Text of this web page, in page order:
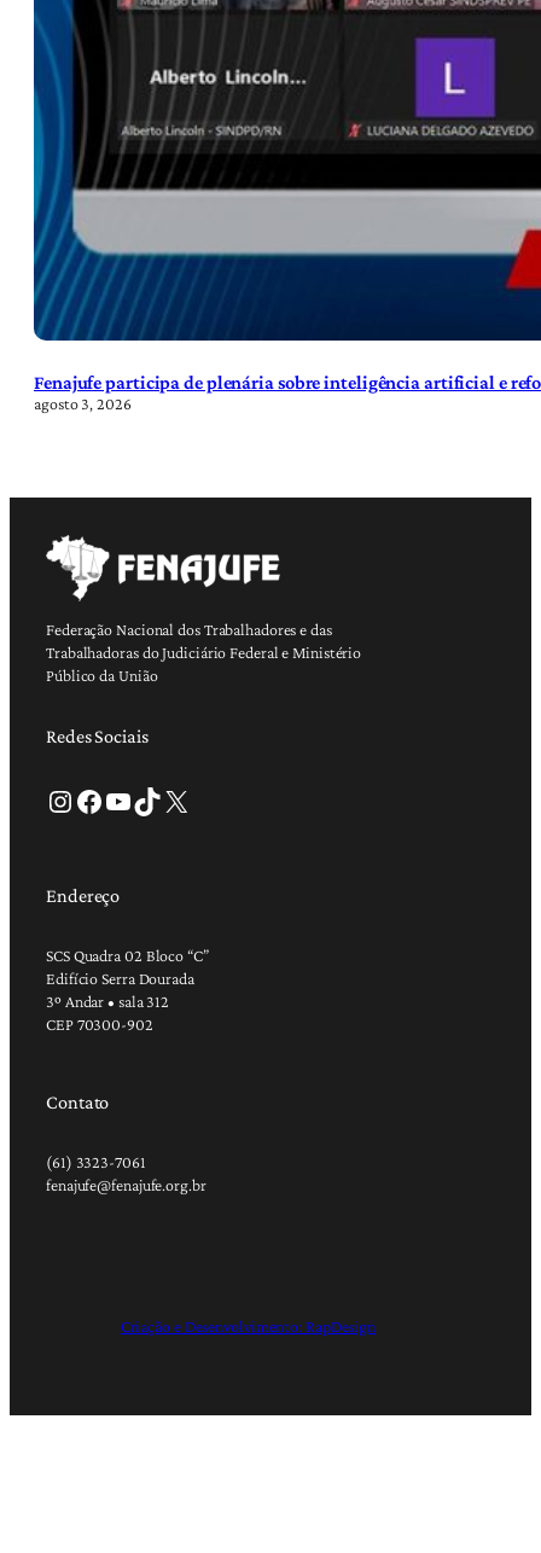
Fenajufe participa de plenária sobre inteligência artificial e
agosto 3, 2026
Federação Nacional dos Trabalhadores e das
Trabalhadoras do Judiciário Federal e Ministério
Público da União
Redes Sociais
Instagram Facebook Youtube TikTok X
Endereço
SCS Quadra 02 Bloco “C”
Edifício Serra Dourada
3º Andar • sala 312
CEP 70300-902
Contato
(61) 3323-7061
fenajufe@fenajufe.org.br
Criação e Desenvolvimento: RapDesign